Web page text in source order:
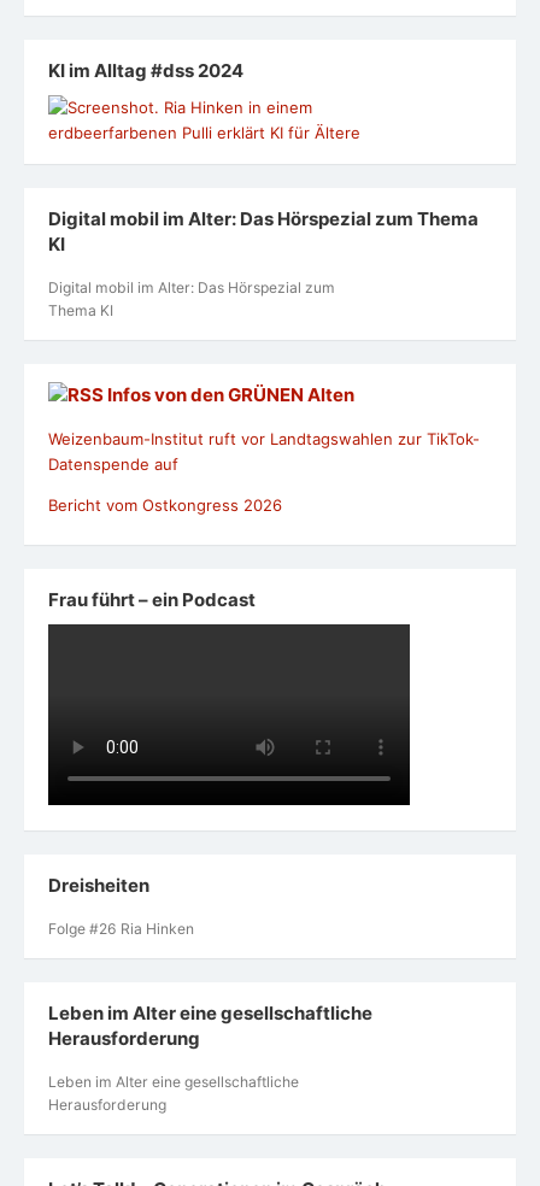
KI im Alltag #dss 2024
Digital mobil im Alter: Das Hörspezial zum Thema
KI
Digital mobil im Alter: Das Hörspezial zum
Thema KI
Infos von den GRÜNEN Alten
Weizenbaum-Institut ruft vor Landtagswahlen zur TikTok-
Datenspende auf
Bericht vom Ostkongress 2026
Frau führt – ein Podcast
Dreisheiten
Folge #26 Ria Hinken
Leben im Alter eine gesellschaftliche
Herausforderung
Leben im Alter eine gesellschaftliche
Herausforderung